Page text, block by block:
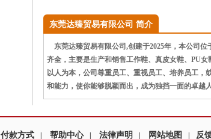
东莞达臻贸易有限公司 简介
东莞达臻贸易有限公司,创建于2025年，本公司
齐全，主要是生产和销售工作鞋、真皮女鞋、PU女
以人为本，公司尊重员工、重视员工、培养员工
和能力，使你能够脱颖而出，成为独挡一面的卓越
付款方式 帮助中心 法律声明 网站地图 反